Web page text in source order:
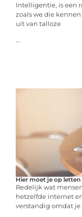
Intelligentie, is een
zoals we die
uit van talloze
...
Hier moet je op
Redelijk wat
hetzelfde internet
verstandig omdat je